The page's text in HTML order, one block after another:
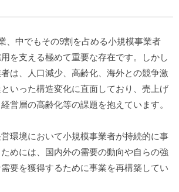
、中でもその9割を占める小規模事業者
を支える極めて重要な存在です。しかし
は、人口減少、高齢化、海外との競争激
いった構造変化に直面しており、売上げ
営層の高齢化等の課題を抱えています。
環境において小規模事業者が持続的に事
めには、国内外の需要の動向や自らの強
要を獲得するために事業を再構築してい